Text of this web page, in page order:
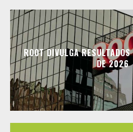
ROOT DIVULGA
DE 2026